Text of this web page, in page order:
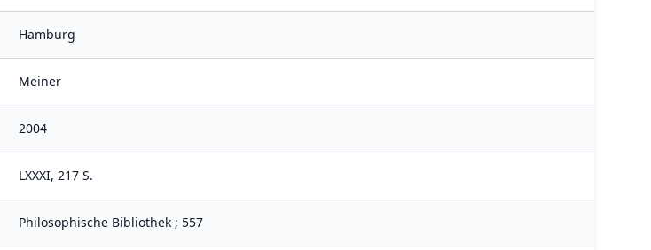
Hamburg
Meiner
2004
LXXXI, 217 S.
Philosophische Bibliothek ; 557